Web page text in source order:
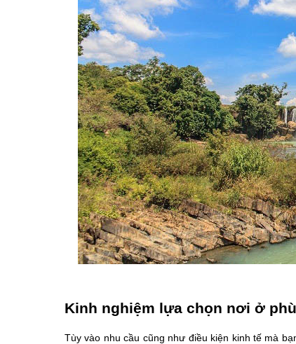
Kinh nghiệm lựa chọn nơi ở
Tùy vào nhu cầu cũng như điều kiện kinh tế mà